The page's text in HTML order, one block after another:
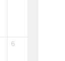
6